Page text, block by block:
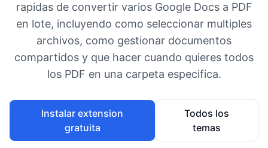
rapidas de convertir varios Google Docs a PDF
en lote, incluyendo como seleccionar multiples
archivos, como gestionar documentos
compartidos y que hacer cuando quieres todos
los PDF en una carpeta especifica.
Instalar extension
gratuita
Todos los
temas